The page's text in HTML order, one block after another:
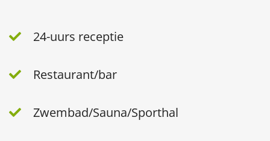
24-uurs receptie
Restaurant/bar
Zwembad/Sauna/Sporthal